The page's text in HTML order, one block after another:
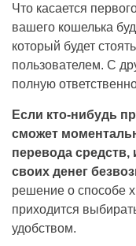
Что касается
вашего кошелька
который будет
пользователем. С
полную
Если кто-нибудь
сможет
перевода
своих денег
решение о способе
приходится
удобством.